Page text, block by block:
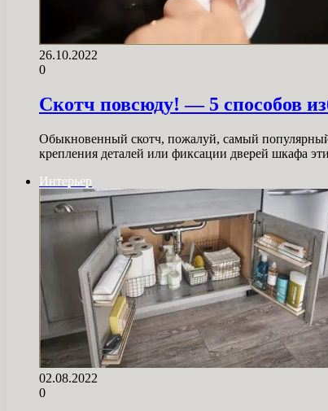
26.10.2022
0
Скотч повсюду! — 5 способов
Обыкновенный скотч, пожалуй, самый популярный
крепления деталей или фиксации дверей шкафа
Интерьер
02.08.2022
0